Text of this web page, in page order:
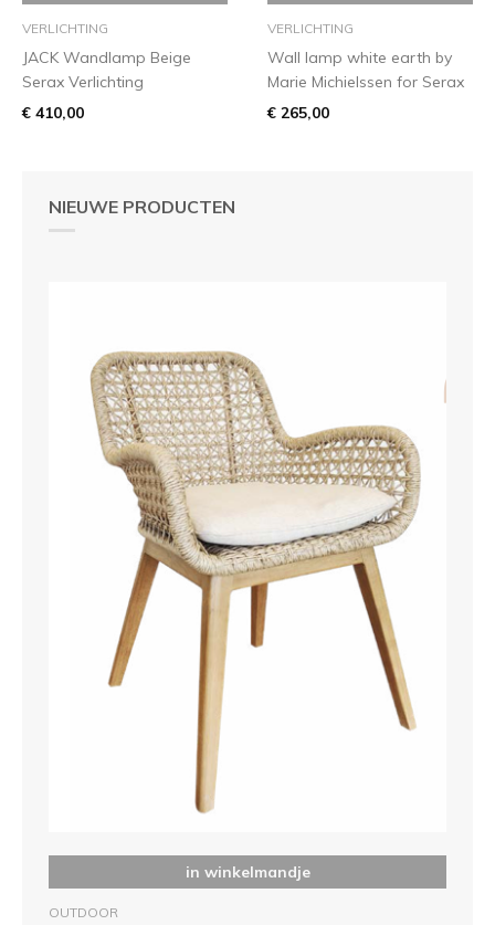
NIEUWE PRODUCTEN
in winkelmandje
OUTDOOR
VERLICHTING
JACK Wandlamp Beige
Serax Verlichting
€ 410,00
VERLICHTING
Wall lamp white earth by
Marie Michielssen for Serax
€ 265,00